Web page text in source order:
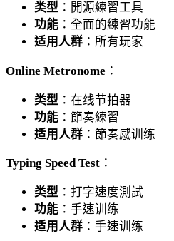
类型 ：開源練習工具
功能 ：全面的練習功能
适用人群 ：所有玩家
Online Metronome ：
类型 ：在线节拍器
功能 ：節奏練習
适用人群 ：節奏感训练
Typing Speed Test ：
类型 ：打字速度測試
功能 ：手速训练
适用人群 ：手速训练